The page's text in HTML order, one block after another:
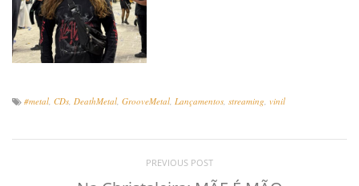
#metal CDs DeathMetal GrooveMetal Lançamentos streaming vinil
PREVIOUS POST